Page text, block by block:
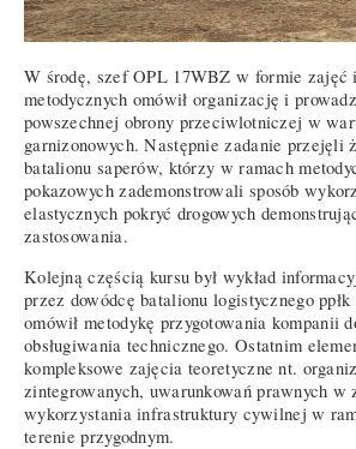
W środę, szef OPL 17WBZ w formie zajęć
metodycznych omówił organizację i
powszechnej obrony przeciwlotniczej w
garnizonowych. Następnie zadanie przejęli
batalionu saperów, którzy w ramach
pokazowych zademonstrowali sposób
elastycznych pokryć drogowych
zastosowania.
Kolejną częścią kursu był wykład
przez dowódcę batalionu logistycznego
omówił metodykę przygotowania kompanii
obsługiwania technicznego. Ostatnim
kompleksowe zajęcia teoretyczne nt.
zintegrowanych, uwarunkowań prawnych w
wykorzystania infrastruktury cywilnej w
terenie przygodnym.